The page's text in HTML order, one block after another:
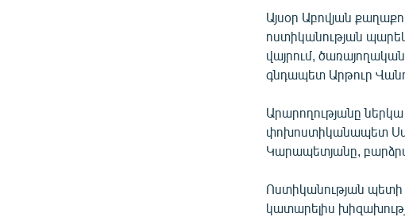
Այսօր Աբովյան
ոստիկանության
վայրում,
գնդապետ Արթուր
Արարողությանը
փոխոստիկանապետ
Կարապետյանը,
Ոստիկանության
կատարելիս